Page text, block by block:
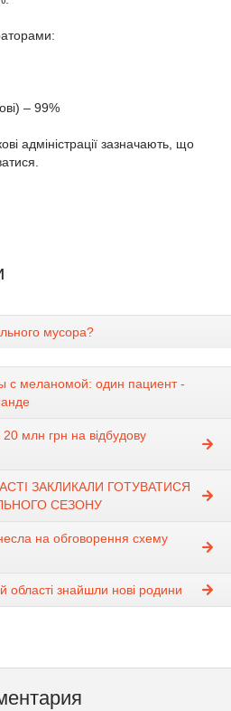
– 99%
адміністрації зазначають, що
мусора?
с меланомой: один пациент -
млн грн на відбудову
ЗАКЛИКАЛИ ГОТУВАТИСЯ
СЕЗОНУ
на обговорення схему
області знайшли нові родини